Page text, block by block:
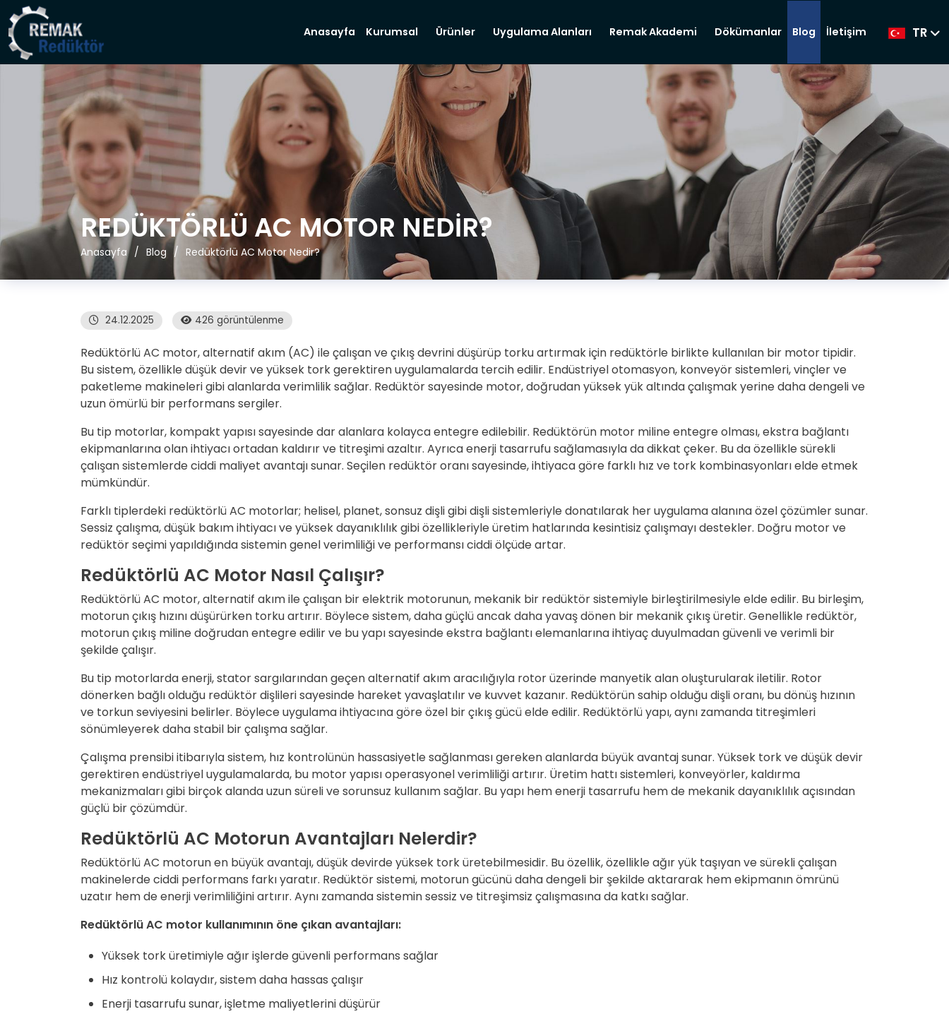
Anasayfa Kurumsal Ürünler Uygulama Alanları Remak Akademi Dökümanlar Blog İletişim TR
REDÜKTÖRLÜ AC MOTOR NEDIR?
Anasayfa Blog Redüktörlü AC Motor Nedir?
24.12.2025 426 görüntülenme
Redüktörlü AC motor, alternatif akım (AC) ile çalışan ve çıkış devrini düşürüp torku artırmak için redüktörle birlikte kullanılan bir motor tipidir.
Bu sistem, özellikle düşük devir ve yüksek tork gerektiren uygulamalarda tercih edilir. Endüstriyel otomasyon, konveyör sistemleri, vinçler ve
paketleme makineleri gibi alanlarda verimlilik sağlar. Redüktör sayesinde motor, doğrudan yüksek yük altında çalışmak yerine daha dengeli ve
uzun ömürlü bir performans sergiler.
Bu tip motorlar, kompakt yapısı sayesinde dar alanlara kolayca entegre edilebilir. Redüktörün motor miline entegre olması, ekstra bağlantı
ekipmanlarına olan ihtiyacı ortadan kaldırır ve titreşimi azaltır. Ayrıca enerji tasarrufu sağlamasıyla da dikkat çeker. Bu da özellikle sürekli
çalışan sistemlerde ciddi maliyet avantajı sunar. Seçilen redüktör oranı sayesinde, ihtiyaca göre farklı hız ve tork kombinasyonları elde etmek
mümkündür.
Farklı tiplerdeki redüktörlü AC motorlar; helisel, planet, sonsuz dişli gibi dişli sistemleriyle donatılarak her uygulama alanına özel çözümler sunar.
Sessiz çalışma, düşük bakım ihtiyacı ve yüksek dayanıklılık gibi özellikleriyle üretim hatlarında kesintisiz çalışmayı destekler. Doğru motor ve
redüktör seçimi yapıldığında sistemin genel verimliliği ve performansı ciddi ölçüde artar.
Redüktörlü AC Motor Nasıl Çalışır?
Redüktörlü AC motor, alternatif akım ile çalışan bir elektrik motorunun, mekanik bir redüktör sistemiyle birleştirilmesiyle elde edilir. Bu birleşim,
motorun çıkış hızını düşürürken torku artırır. Böylece sistem, daha güçlü ancak daha yavaş dönen bir mekanik çıkış üretir. Genellikle redüktör,
motorun çıkış miline doğrudan entegre edilir ve bu yapı sayesinde ekstra bağlantı elemanlarına ihtiyaç duyulmadan güvenli ve verimli bir
şekilde çalışır.
Bu tip motorlarda enerji, stator sargılarından geçen alternatif akım aracılığıyla rotor üzerinde manyetik alan oluşturularak iletilir. Rotor
dönerken bağlı olduğu redüktör dişlileri sayesinde hareket yavaşlatılır ve kuvvet kazanır. Redüktörün sahip olduğu dişli oranı, bu dönüş hızının
ve torkun seviyesini belirler. Böylece uygulama ihtiyacına göre özel bir çıkış gücü elde edilir. Redüktörlü yapı, aynı zamanda titreşimleri
sönümleyerek daha stabil bir çalışma sağlar.
Çalışma prensibi itibarıyla sistem, hız kontrolünün hassasiyetle sağlanması gereken alanlarda büyük avantaj sunar. Yüksek tork ve düşük devir
gerektiren endüstriyel uygulamalarda, bu motor yapısı operasyonel verimliliği artırır. Üretim hattı sistemleri, konveyörler, kaldırma
mekanizmaları gibi birçok alanda uzun süreli ve sorunsuz kullanım sağlar. Bu yapı hem enerji tasarrufu hem de mekanik dayanıklılık açısından
güçlü bir çözümdür.
Redüktörlü AC Motorun Avantajları Nelerdir?
Redüktörlü AC motorun en büyük avantajı, düşük devirde yüksek tork üretebilmesidir. Bu özellik, özellikle ağır yük taşıyan ve sürekli çalışan
makinelerde ciddi performans farkı yaratır. Redüktör sistemi, motorun gücünü daha dengeli bir şekilde aktararak hem ekipmanın ömrünü
uzatır hem de enerji verimliliğini artırır. Aynı zamanda sistemin sessiz ve titreşimsiz çalışmasına da katkı sağlar.
Redüktörlü AC motor kullanımının öne çıkan avantajları:
Yüksek tork üretimiyle ağır işlerde güvenli performans sağlar
Hız kontrolü kolaydır, sistem daha hassas çalışır
Enerji tasarrufu sunar, işletme maliyetlerini düşürür